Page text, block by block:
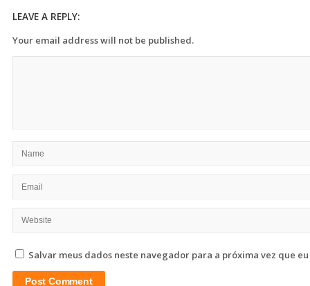
LEAVE A REPLY:
Your email address will not be published.
Salvar meus dados neste navegador para a próxima vez que